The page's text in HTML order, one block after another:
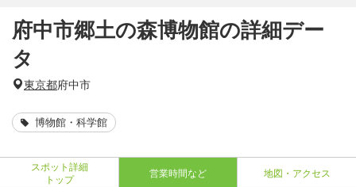
府中市郷土の森博物館の詳細デー
タ
東京都府中市
博物館・科学館
スポット詳細
トップ
営業時間など 地図・アクセス